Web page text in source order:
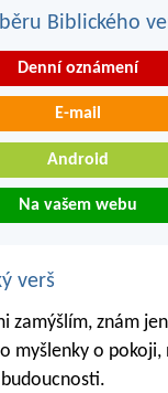
Biblického
Denní oznámení
E-mail
Android
Na vašem webu
verš
zamýšlím, znám
myšlenky o pokoji,